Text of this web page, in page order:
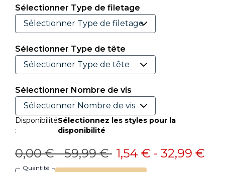
Sélectionner Type de filetage
Sélectionner Type de tête
Sélectionner Nombre de vis
Disponibilité
:
Sélectionnez les styles pour la
disponibilité
Prix réduit de
0,00 €à
-Prix réduit de
59,99 €à1,54 € - 32,99 €
Quantité